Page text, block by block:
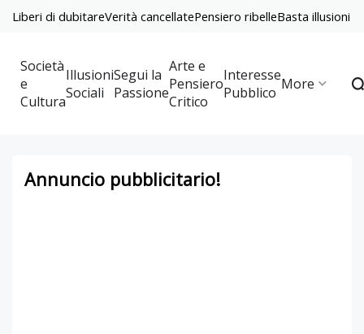
Liberi di dubitareVerità cancellatePensiero ribelleBasta illusioni
Società
e
Cultura
Illusioni
Sociali
Segui la
Passione
Arte e
Pensiero
Critico
Interesse
Pubblico More
Annuncio pubblicitario!